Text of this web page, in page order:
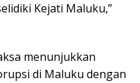
Kejati Maluku,”
menunjukkan
di Maluku dengan